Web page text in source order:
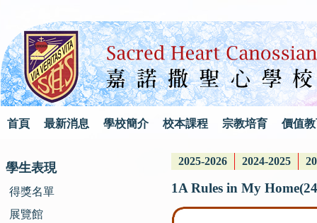
首頁 最新消息 學校簡介 校本課程 宗教培育 價值
學生表現
得獎名單
展覽館
2025-2026 2024-2025
1A Rules in My